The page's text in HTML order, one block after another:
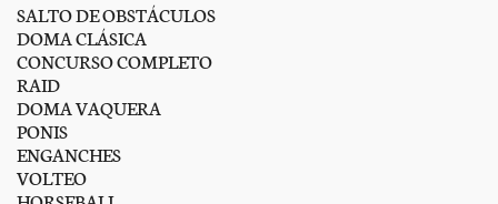
SALTO DE OBSTÁCULOS
DOMA CLÁSICA
CONCURSO COMPLETO
RAID
DOMA VAQUERA
PONIS
ENGANCHES
VOLTEO